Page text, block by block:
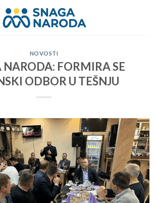
NOVOSTI
NARODA: FORMIRA SE
ODBOR U TEŠNJU